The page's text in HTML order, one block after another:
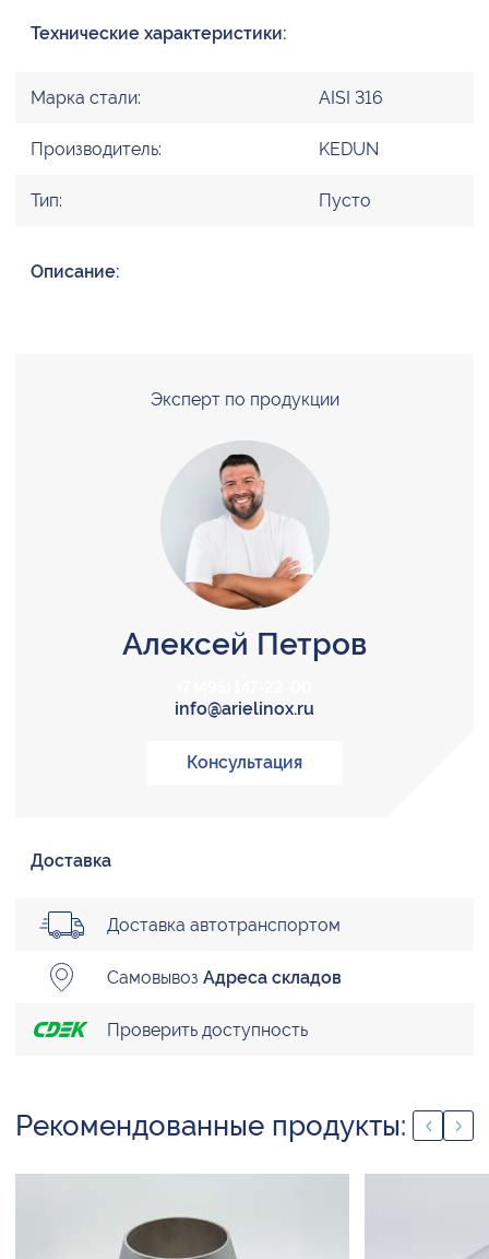
Технические характеристики:
Марка стали: AISI 316
Производитель: KEDUN
Тип: Пусто
Описание:
Эксперт по продукции
Алексей Петров
info@arielinox.ru
Консультация
Доставка
Доставка автотранспортом
Самовывоз Адреса складов
Проверить доступность
Рекомендованные продукты: